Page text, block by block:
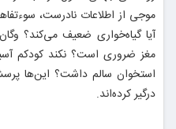
موجی از اطلاعات نادرست،
آیا گیاه‌خواری ضعیف می‌کند؟
مغز ضروری است؟ نکند کودکم
استخوان سالم داشت؟ این‌ها
درگیر کرده‌اند.